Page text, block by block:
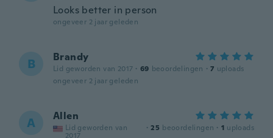
Looks better in person
ongeveer 2 jaar geleden
B Brandy
Lid geworden van 2017 · 69 beoordelingen · 7 uploads
ongeveer 2 jaar geleden
A Allen
Lid geworden van
2017
· 25 beoordelingen · 1 uploads